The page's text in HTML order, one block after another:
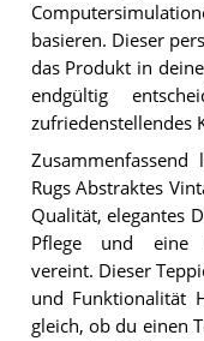
basieren. Dieser
das Produkt in
endgültig
zufriedenstellendes
Rugs Abstraktes
Qualität, elegantes
Pflege und eine
vereint. Dieser
und Funktionalität
gleich, ob du einen